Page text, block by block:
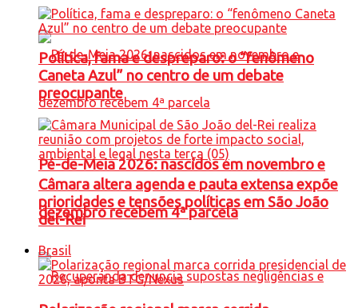
Pé-de-Meia 2026: nascidos em novembro e
dezembro recebem 4ª parcela
Política, fama e despreparo: o “fenômeno
Caneta Azul” no centro de um debate
preocupante
Câmara altera agenda e pauta extensa expõe
prioridades e tensões políticas em São João
del-Rei
Brasil